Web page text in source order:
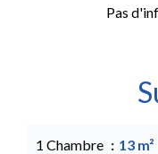
Pas
1 Chambre 13 m²